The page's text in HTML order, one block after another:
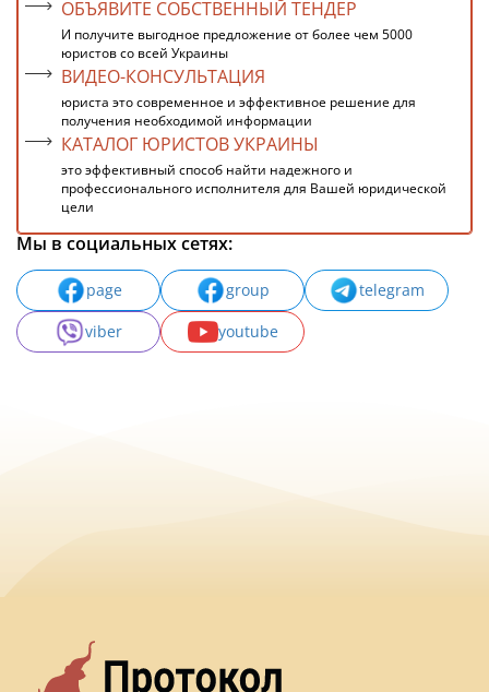
ОБЪЯВИТЕ СОБСТВЕННЫЙ ТЕНДЕР
И получите выгодное предложение от более чем 5000
юристов со всей Украины
ВИДЕО-КОНСУЛЬТАЦИЯ
юриста это современное и эффективное решение для
получения необходимой информации
КАТАЛОГ ЮРИСТОВ УКРАИНЫ
это эффективный способ найти надежного и
профессионального исполнителя для Вашей юридической
цели
Мы в социальных сетях:
page group
telegram
viber
youtube